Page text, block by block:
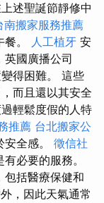
述聖誕節靜修中
南搬家服務推薦
。
人工植牙 安
國廣播公司
得困難。 這些
而且還以其安全
輕鬆度假的人特
推薦 台北搬家公
全感。 徵信社
必要的服務。
包括醫療保健和
，因此天氣通常